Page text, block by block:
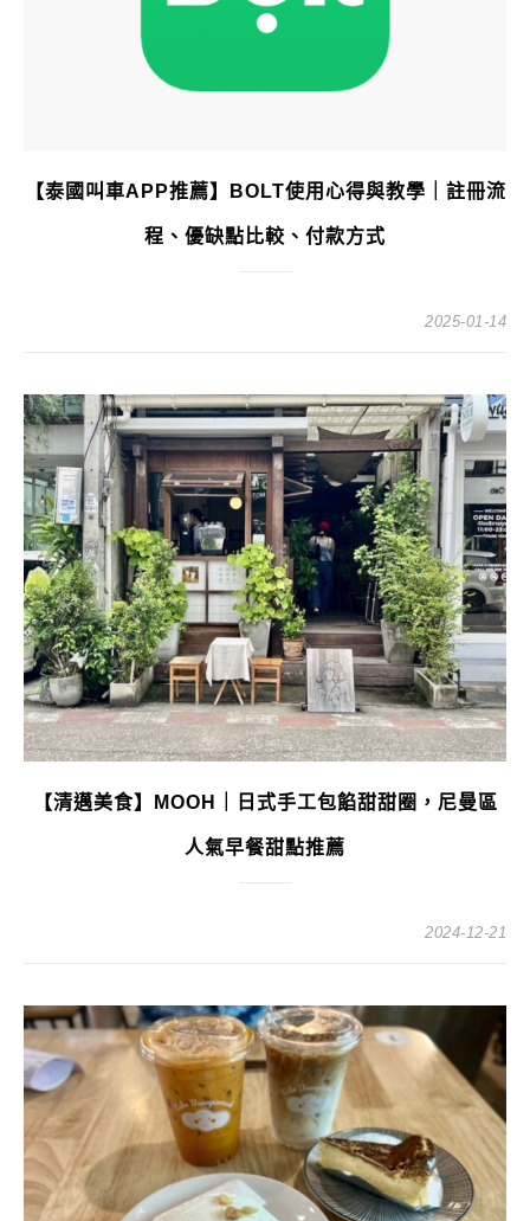
【泰國叫車APP推薦】BOLT使用心得與教學｜註冊流
程、優缺點比較、付款方式
2025-01-14
【清邁美食】MOOH｜日式手工包餡甜甜圈，尼曼區
人氣早餐甜點推薦
2024-12-21